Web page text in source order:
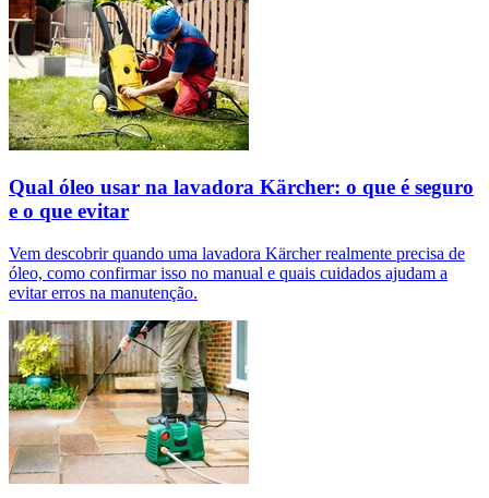
Qual óleo usar na lavadora Kärcher: o que é seguro
e o que evitar
Vem descobrir quando uma lavadora Kärcher realmente precisa de
óleo, como confirmar isso no manual e quais cuidados ajudam a
evitar erros na manutenção.